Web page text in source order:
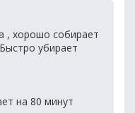
, хорошо собирает
убирает
на 80 минут